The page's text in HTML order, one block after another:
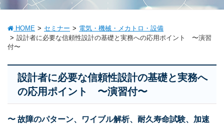
HOME セミナー
電気・機械・メカトロ・設備
設計者に必要な信頼性設計の基礎と実務への応用ポイント 〜演習
付〜
設計者に必要な信頼性設計の基礎と実務へ
の応用ポイント 〜演習付〜
〜 故障のパターン、ワイブル解析、耐久寿命試験、加速